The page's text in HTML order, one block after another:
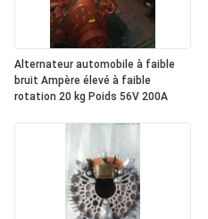
Alternateur automobile à faible
bruit Ampère élevé à faible
rotation 20 kg Poids 56V 200A